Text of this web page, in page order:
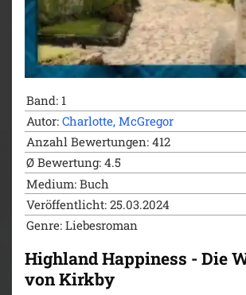
Ein Sommer in Kirkby
Highland Hope – Ein Bed &
Highland Hope – Ein Pub für
Highland Hope – Eine Destillerie
Highland Hope – Eine Bäckerei
Die Glückskuh von Kirkby
Highland Happiness – Die
Highland Happiness – Die
Highland Happiness – Das
Kirkby
Highland Happiness – Die
Kirkby
Highland Happiness – Die
Kirkby
Highland Happiness – Die
Band: 1
Autor: Charlotte, McGregor
Anzahl Bewertungen: 412
Ø Bewertung: 4.5
Medium: Buch
Veröffentlicht: 25.03.2024
Genre: Liebesroman
Highland Happiness - Die
von Kirkby